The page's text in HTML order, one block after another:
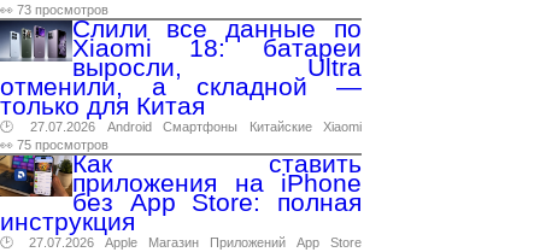
👀 73 просмотров
Слили все данные по
Xiaomi 18: батареи
выросли, Ultra
отменили, а складной —
только для Китая
🕑 27.07.2026 Android Смартфоны Китайские
Xiaomi
👀 75 просмотров
Как ставить
приложения на iPhone
без App Store: полная
инструкция
🕑 27.07.2026 Apple Магазин Приложений App
Store